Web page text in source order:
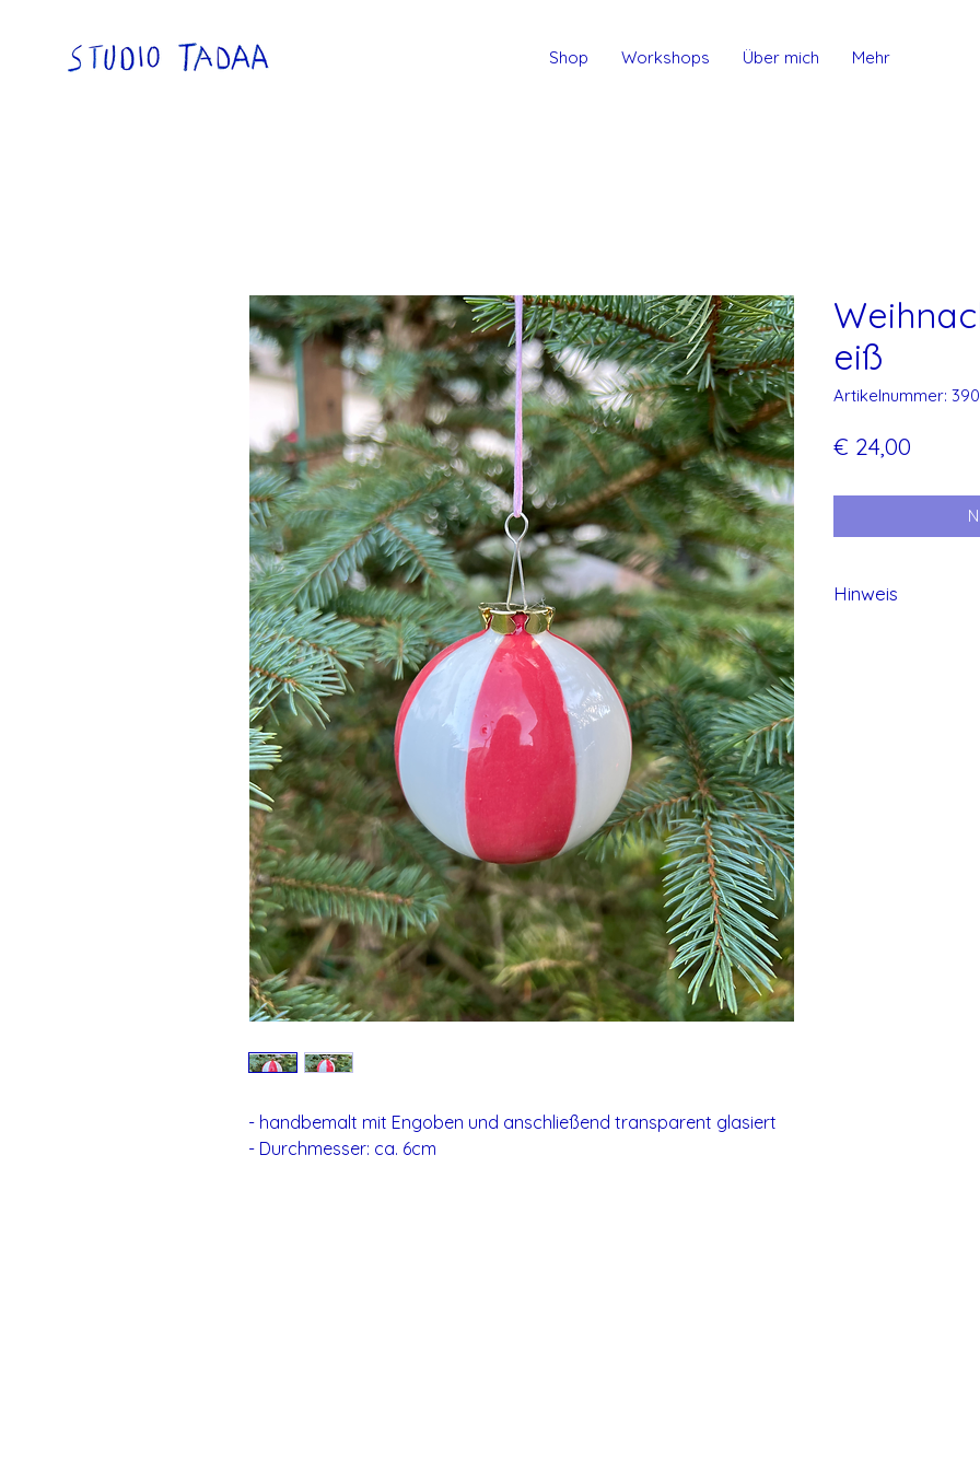
Shop Workshops Über mich Mehr
- handbemalt mit Engoben und anschließend transparent glasiert
- Durchmesser: ca. 6cm
eiß
Artikelnummer: 390
€ 24,00
Hinweis